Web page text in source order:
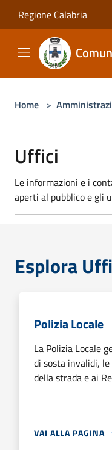
Regione Calabria
Home >
Uffici
Le informazioni e i
aperti al pubblico e gli
Esplora
Polizia Locale
La Polizia Locale
di sosta invalidi,
della strada e ai
VAI ALLA PAGINA